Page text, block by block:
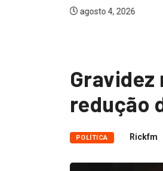
agosto 4, 2026
redução
POLÍTICA Rickfm